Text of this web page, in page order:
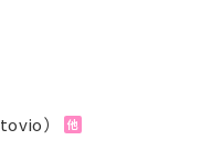
） 他